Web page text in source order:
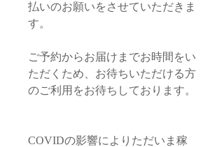
払いのお願いをさせていただきま
す。
ご予約からお届けまでお時間をい
ただくため、お待ちいただける方
のご利用をお待ちしております。
COVIDの影響によりただいま稼